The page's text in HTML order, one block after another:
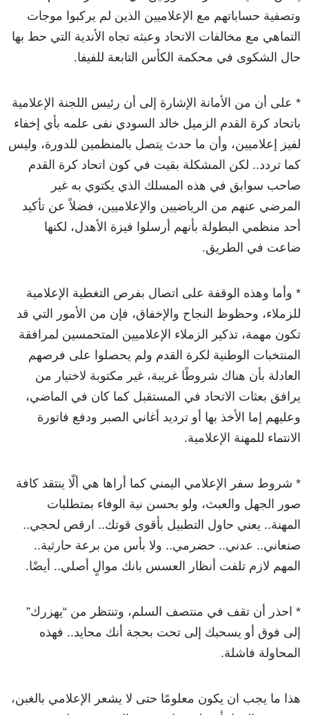
وتصفية حساباتهم مع الإعلاميين الذين لم يركبوا موجات
التماهي مع مخالفات الاتحاد وعبثه تجاه الأندية التي حط بها
حال الشكوى في محكمة الكأس التابعة للفيفا.
* على أن من الأمانة الإشارة إلى أن رئيس اللجنة الإعلامية
باتحاد كرة القدم الزميل خالد السودي نفى علمه بأي إخفاء
لفيز إعلاميين، وأن ما حدث يتصل بالمنظمين للدورة، وليس
كما تردد.. لكن المشكلة بقيت في كون اتحاد كرة القدم
صاحب سوابق في هذه المسلك الذي يكتوي به غير
المرضي عنهم من الرياضيين والإعلاميين، فضلاً عن تأكيد
أحد منظمي البطولة بأنهم أرسلوا فيزة الأهدل، لكنها
ضاعت في الطريق.
* وأما وهذه الوقفة على اتصال بفرص التغطية الإعلامية
للزملاء، وحظوظ النجاح والإخفاق، فإن من الأمور التي قد
تكون مهمة، تذكير الزملاء الإعلاميين المتحمسين لمرافقة
المنتخبات الوطنية لكرة القدم ولم يحصلوا على فرصهم
العادلة بأن هناك شروطًا غريبة، غير مكتوبة لاختيار من
يرافق بعثات الاتحاد في المستقبل كما كان في الماضي،
وعليهم إما الأخذ بها أو ترديد أغاني الصبر ودفع فاتورة
الانتماء للمهنة الإعلامية.
* شروط سفر الإعلامي اليمني كما أراها هي ألّا ينتقد كافة
صور الجهل والعبث، ولو بحسن نية الوفاء بمتطلبات
المهنة.. يعني حاول التطبيل بأقوى قوتك.. ارقص لحجي..
صنعاني.. عدني.. حضرمي.. ولا بأس من برعة حارثية..
المهم لازم تلفت أنظار العسس بانك موالٍ أصلي.. أيضًا.
* احذر أن تقف في منتصف السلم، وتنتظر من “يهزرك”
إلى فوق أو يسحبك إلى تحت بحجة أنك محايد.. فهذه
المحاولة فاشلة.
هذا ما يجب ان يكون معلومًا حتى لا يشعر الإعلامي بالغبن،